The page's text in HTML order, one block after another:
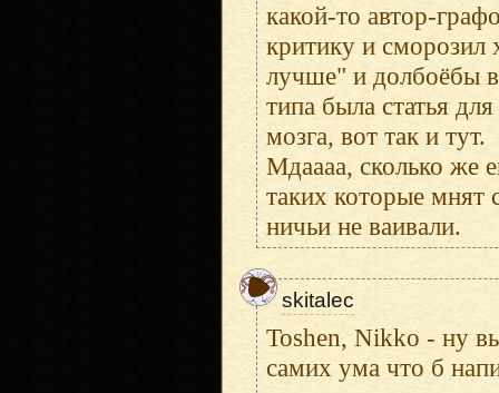
какой-то автор-
критику и сморозил
лучше" и долбоёбы
типа была статья
мозга, вот так и тут.
Мдаааа, сколько же
таких которые мнят
ничьи не ваивали.
skitalec
Toshen, Nikko - ну
самих ума что б